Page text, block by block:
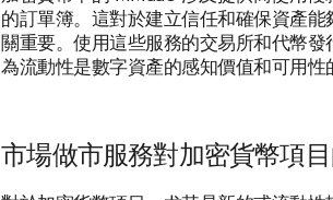
的訂單簿。這對於建立信任和確保資產
關重要。使用這些服務的交易所和代幣
為流動性是數字資產的感知價值和可用性
市場做市服務對加密貨幣項